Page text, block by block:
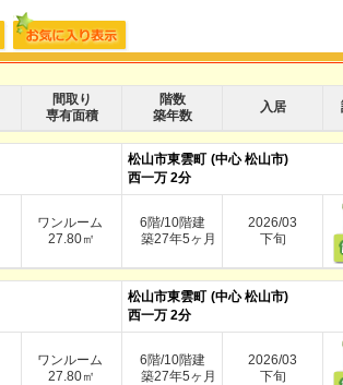
間取り
専有面積
階数
築年数
入居
松山市東雲町 (中心 松山市)
西一万 2分
ワンルーム
27.80㎡
6階/10階建
築27年5ヶ月
2026/03
下旬
松山市東雲町 (中心 松山市)
西一万 2分
ワンルーム
27.80㎡
6階/10階建
築27年5ヶ月
2026/03
下旬